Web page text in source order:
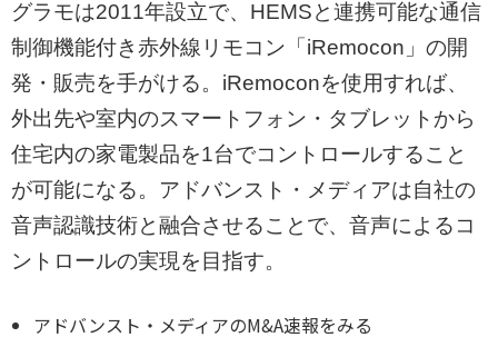
グラモは2011年設立で、HEMSと連携可能な通信
制御機能付き赤外線リモコン「iRemocon」の開
発・販売を手がける。iRemoconを使用すれば、
外出先や室内のスマートフォン・タブレットから
住宅内の家電製品を1台でコントロールすること
が可能になる。アドバンスト・メディアは自社の
音声認識技術と融合させることで、音声によるコ
ントロールの実現を目指す。
アドバンスト・メディアのM&A速報をみる